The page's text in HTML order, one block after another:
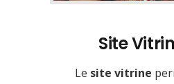
Site
Le site vitrine